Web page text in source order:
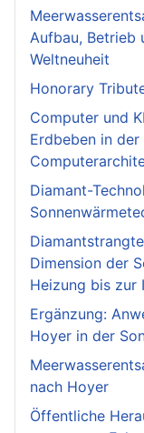
Aufbau, Betrieb
Weltneuheit
Honorary
Computer und
Erdbeben in
Diamant-
Dimension der
Heizung bis zur
Ergänzung:
Hoyer in der
nach Hoyer
Öffentliche